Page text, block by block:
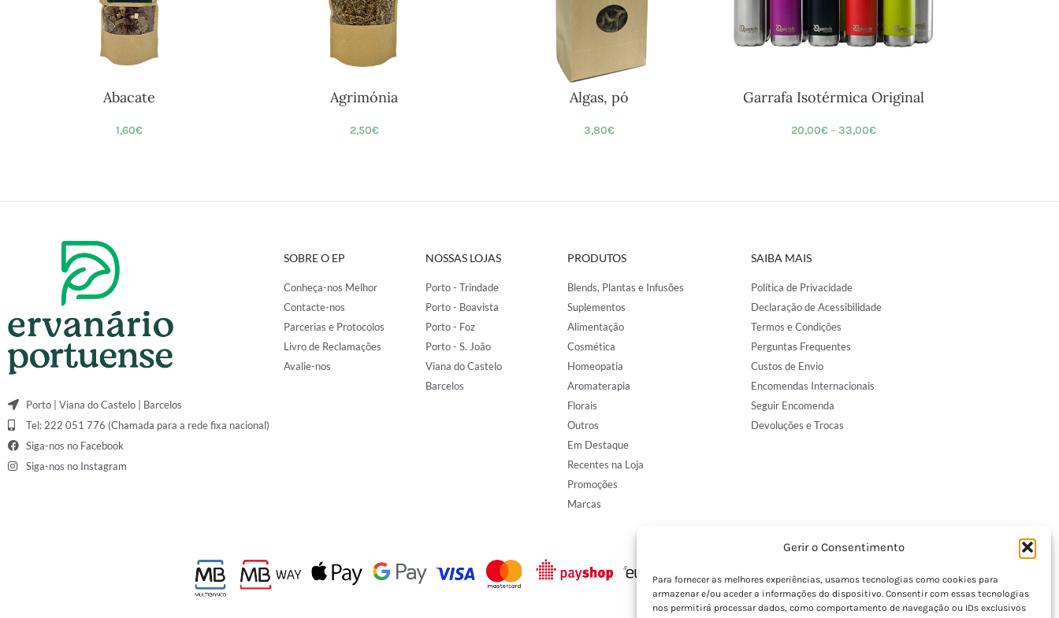
Gerir o Consentimento
Para fornecer as melhores experiências, usamos tecnologias como cookies para
armazenar e/ou aceder a informações do dispositivo. Consentir com essas tecnologias
nos permitirá processar dados, como comportamento de navegação ou IDs exclusivos
Abacate
1,60€
Agrimónia
2,50€
Algas, pó
3,80€
Garrafa Isotérmica Original
20,00€ – 33,00€
Porto | Viana do Castelo | Barcelos
Tel: 222 051 776 (Chamada para a rede fixa nacional)
Siga-nos no Facebook
Siga-nos no Instagram
SOBRE O EP
Conheça-nos Melhor
Contacte-nos
Parcerias e Protocolos
Livro de Reclamações
Avalie-nos
NOSSAS LOJAS
Porto - Trindade
Porto - Boavista
Porto - Foz
Porto - S. João
Viana do Castelo
Barcelos
PRODUTOS
Blends, Plantas e Infusões
Suplementos
Alimentação
Cosmética
Homeopatia
Aromaterapia
Florais
Outros
Em Destaque
Recentes na Loja
Promoções
Marcas
SAIBA MAIS
Política de Privacidade
Declaração de Acessibilidade
Termos e Condições
Perguntas Frequentes
Custos de Envio
Encomendas Internacionais
Seguir Encomenda
Devoluções e Trocas